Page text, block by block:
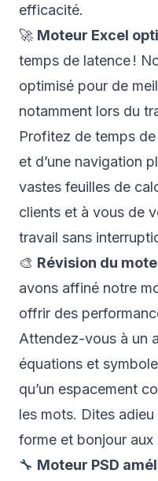
efficacité.
🚀 Moteur Excel
temps de latence !
optimisé pour de
notamment lors du
Profitez de temps
et d’une navigation
vastes feuilles de
clients et à vous de
travail sans
🎨 Révision du
avons affiné notre
offrir des
Attendez-vous à un
équations et
qu’un espacement
les mots. Dites
forme et bonjour
🔧 Moteur PSD